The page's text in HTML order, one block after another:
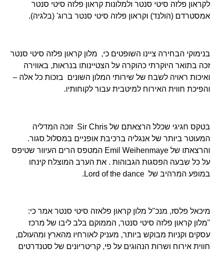
לקראון פלזה סיטי סנטר ולמלונות קראון פלזה סיטי סנטר
אמסטרדם (הולנד) וקראון פלזה סיטי סנטר ברוג' (בלגיה).
בנימוקי הבחירה ציינו השופטים כי, מלון קראון פלזה סיטי סנטר
זכה בתואר היוקרתי כהוקרה על הצטיינותו בנראות, באווירה
ואיכות ראויה לשבח של שירותי המלון השונים בזכות כל אלה –
והפיכת חווית האירוח למיטבית עבור לקוחותיו.
בטקס חגיגי שכלל הרצאתם של Sir Chris זוכה המדליה
המעוטר ביותר של אנגליה ברכיבת אופניים במסלול סגור.
והרצאתו של Emil Weihenmaye המטפס הרים העיוור שטיפס
על כל שבעה הפסגות הגבוהות . את הערב המוצלח קינחו
במופע המרהיב של Lord of the dance.
מיכאל פלסז, מנכ"ל מלון קראון פלאזה סיטי סנטר אמר כי:
"מלון קראון פלזה סיטי סנטר, הממוקם בלב ליבו של מרכז
עסקים וקניות מבוקש ביותר, מעניק לאורחיו מהארץ ומהעולם,
חווית אירוח ושרות הנהוגים על פי, קריטריונים של סטנדרטים